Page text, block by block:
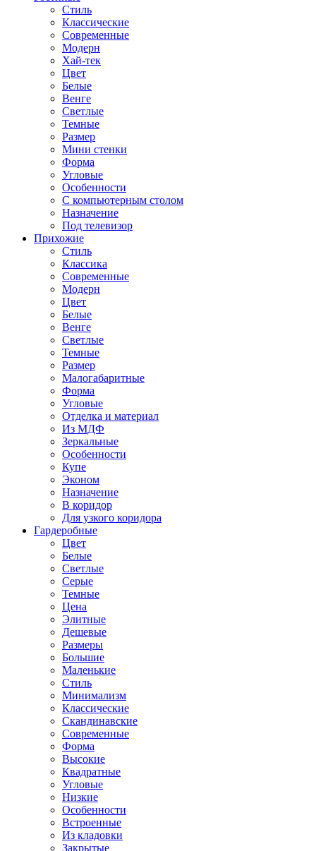
Стиль
Классические
Современные
Модерн
Хай-тек
Цвет
Белые
Венге
Светлые
Темные
Размер
Мини стенки
Форма
Угловые
Особенности
С компьютерным столом
Назначение
Под телевизор
Прихожие
Стиль
Классика
Современные
Модерн
Цвет
Белые
Венге
Светлые
Темные
Размер
Малогабаритные
Форма
Угловые
Отделка и материал
Из МДФ
Зеркальные
Особенности
Купе
Эконом
Назначение
В коридор
Для узкого коридора
Гардеробные
Цвет
Белые
Светлые
Серые
Темные
Цена
Элитные
Дешевые
Размеры
Большие
Маленькие
Стиль
Минимализм
Классические
Скандинавские
Современные
Форма
Высокие
Квадратные
Угловые
Низкие
Особенности
Встроенные
Из кладовки
Закрытые